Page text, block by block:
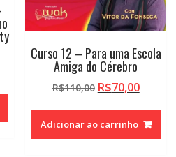
Curso 12 – Para uma Escola
Amiga do Cérebro
R$110,00 O
original
era:
R$70,00O
atual
é:
Adicionar ao carrinho